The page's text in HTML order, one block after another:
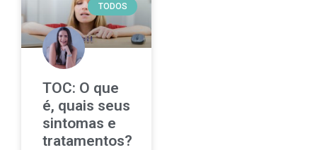
TODOS
TOC: O que
é, quais seus
sintomas e
tratamentos?